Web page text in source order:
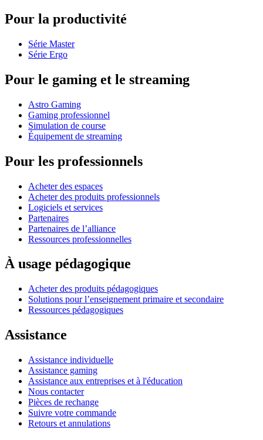
Pour la productivité
Série Master
Série Ergo
Pour le gaming et le streaming
Astro Gaming
Gaming professionnel
Simulation de course
Équipement de streaming
Pour les professionnels
Acheter des espaces
Acheter des produits professionnels
Logiciels et services
Partenaires
Partenaires de l’alliance
Ressources professionnelles
À usage pédagogique
Acheter des produits pédagogiques
Solutions pour l’enseignement primaire et secondaire
Ressources pédagogiques
Assistance
Assistance individuelle
Assistance gaming
Assistance aux entreprises et à l'éducation
Nous contacter
Pièces de rechange
Suivre votre commande
Retours et annulations